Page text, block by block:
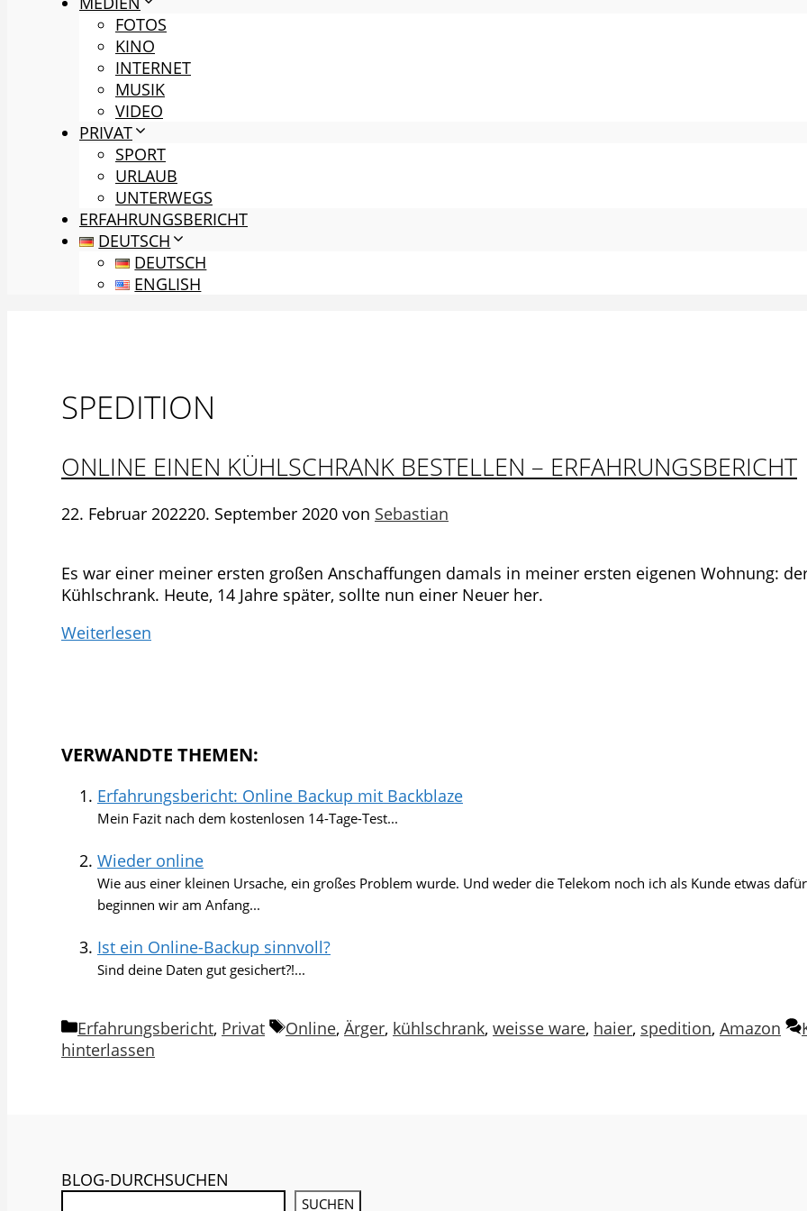
FOTOS
KINO
INTERNET
MUSIK
VIDEO
PRIVAT
SPORT
URLAUB
UNTERWEGS
ERFAHRUNGSBERICHT
DEUTSCH
DEUTSCH
ENGLISH
SPEDITION
ONLINE EINEN KÜHLSCHRANK BESTELLEN – ERFAHRUNGSBERICHT
22. Februar 202220. September 2020 von Sebastian
Es war einer meiner ersten großen Anschaffungen damals in meiner ersten eigenen Wohnung:
Kühlschrank. Heute, 14 Jahre später, sollte nun einer Neuer her.
Weiterlesen
VERWANDTE THEMEN:
Erfahrungsbericht: Online Backup mit Backblaze
Mein Fazit nach dem kostenlosen 14-Tage-Test...
Wieder online
Wie aus einer kleinen Ursache, ein großes Problem wurde. Und weder die Telekom noch ich als Kunde etwas
beginnen wir am Anfang...
Ist ein Online-Backup sinnvoll?
Sind deine Daten gut gesichert?!...
Kategorien
Erfahrungsbericht, Privat Schlagwörter
Online, Ärger, kühlschrank, weisse ware, haier, spedition, Amazon
hinterlassen
BLOG-DURCHSUCHEN
SUCHEN